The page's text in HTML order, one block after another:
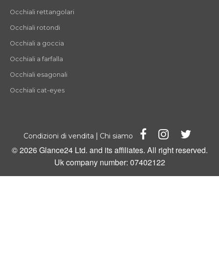
Occhiali rettangolari
Occhiali rotondi
Occhiali a goccia
Occhiali a farfalla
Occhiali esagonali
Occhiali cat-eyes
Condizioni di vendita | Chi siamo
© 2026 Glance24 Ltd. and its affiliates. All right reserved.
Uk company number: 07402122